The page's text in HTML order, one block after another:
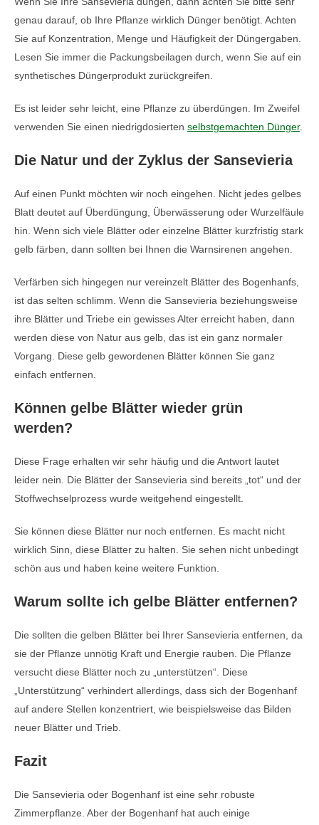
genau darauf, ob Ihre Pflanze wirklich Dünger benötigt. Achten
Sie auf Konzentration, Menge und Häufigkeit der Düngergaben.
Lesen Sie immer die Packungsbeilagen durch, wenn Sie auf ein
synthetisches Düngerprodukt zurückgreifen.
Es ist leider sehr leicht, eine Pflanze zu überdüngen. Im Zweifel
verwenden Sie einen niedrigdosierten selbstgemachten Dünger.
Die Natur und der Zyklus der Sansevieria
Auf einen Punkt möchten wir noch eingehen. Nicht jedes gelbes
Blatt deutet auf Überdüngung, Überwässerung oder Wurzelfäule
hin. Wenn sich viele Blätter oder einzelne Blätter kurzfristig stark
gelb färben, dann sollten bei Ihnen die Warnsirenen angehen.
Verfärben sich hingegen nur vereinzelt Blätter des Bogenhanfs,
ist das selten schlimm. Wenn die Sansevieria beziehungsweise
ihre Blätter und Triebe ein gewisses Alter erreicht haben, dann
werden diese von Natur aus gelb, das ist ein ganz normaler
Vorgang. Diese gelb gewordenen Blätter können Sie ganz
einfach entfernen.
Können gelbe Blätter wieder grün
werden?
Diese Frage erhalten wir sehr häufig und die Antwort lautet
leider nein. Die Blätter der Sansevieria sind bereits „tot“ und der
Stoffwechselprozess wurde weitgehend eingestellt.
Sie können diese Blätter nur noch entfernen. Es macht nicht
wirklich Sinn, diese Blätter zu halten. Sie sehen nicht unbedingt
schön aus und haben keine weitere Funktion.
Warum sollte ich gelbe Blätter entfernen?
Die sollten die gelben Blätter bei Ihrer Sansevieria entfernen, da
sie der Pflanze unnötig Kraft und Energie rauben. Die Pflanze
versucht diese Blätter noch zu „unterstützen“. Diese
„Unterstützung“ verhindert allerdings, dass sich der Bogenhanf
auf andere Stellen konzentriert, wie beispielsweise das Bilden
neuer Blätter und Trieb.
Fazit
Die Sansevieria oder Bogenhanf ist eine sehr robuste
Zimmerpflanze. Aber der Bogenhanf hat auch einige